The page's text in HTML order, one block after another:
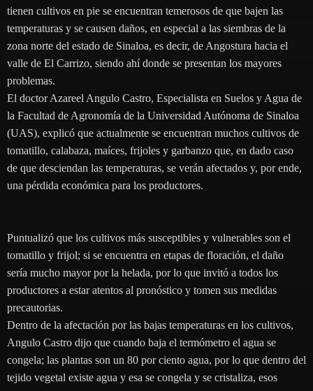
tienen cultivos en pie se encuentran temerosos de que bajen las
temperaturas y se causen daños, en especial a las siembras de la
zona norte del estado de Sinaloa, es decir, de Angostura hacia el
valle de El Carrizo, siendo ahí donde se presentan los mayores
problemas.
El doctor Azareel Angulo Castro, Especialista en Suelos y Agua de
la Facultad de Agronomía de la Universidad Autónoma de Sinaloa
(UAS), explicó que actualmente se encuentran muchos cultivos de
tomatillo, calabaza, maíces, frijoles y garbanzo que, en dado caso
de que desciendan las temperaturas, se verán afectados y, por ende,
una pérdida económica para los productores.
Puntualizó que los cultivos más susceptibles y vulnerables son el
tomatillo y frijol; si se encuentra en etapas de floración, el daño
sería mucho mayor por la helada, por lo que invitó a todos los
productores a estar atentos al pronóstico y tomen sus medidas
precautorias.
Dentro de la afectación por las bajas temperaturas en los cultivos,
Angulo Castro dijo que cuando baja el termómetro el agua se
congela; las plantas son un 80 por ciento agua, por lo que dentro del
tejido vegetal existe agua y esa se congela y se cristaliza, esos